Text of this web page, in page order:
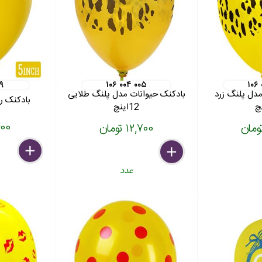
پلنگ زرد
۱۰۶ ۰۰۴ ۰۰۵
بادکنک حیوانات مدل پلنگ طلایی
12اینچ
۱۲,۷۰۰ تومان
delete
remove
add
عدد
بادکنک
delete
remove
add